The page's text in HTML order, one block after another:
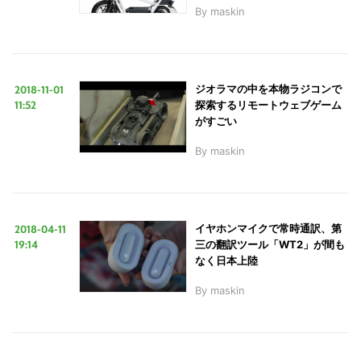
By maskin
2018-11-01
11:52
ジオラマの中を本物ラジコンで
探索するリモートウェブゲーム
がすごい
By maskin
2018-04-11
19:14
イヤホンマイクで常時通訳、第
三の翻訳ツール「WT2」が間も
なく日本上陸
By maskin